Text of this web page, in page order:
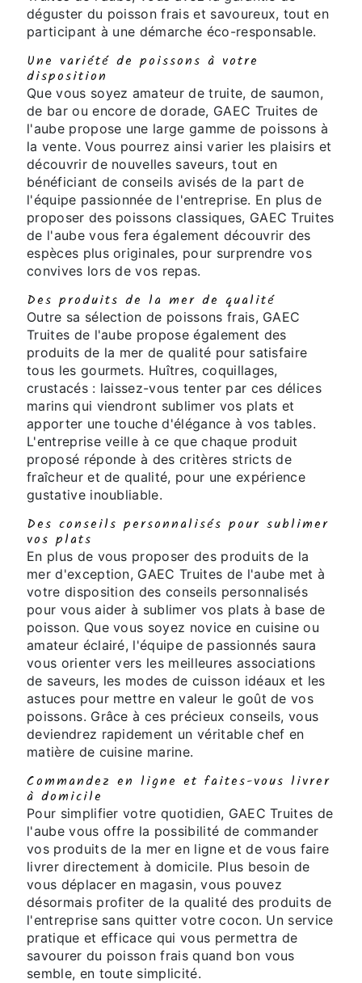
déguster du poisson frais et savoureux, tout en
participant à une démarche éco-responsable.
Une variété de poissons à votre
disposition
Que vous soyez amateur de truite, de saumon,
de bar ou encore de dorade, GAEC Truites de
l'aube propose une large gamme de poissons à
la vente. Vous pourrez ainsi varier les plaisirs et
découvrir de nouvelles saveurs, tout en
bénéficiant de conseils avisés de la part de
l'équipe passionnée de l'entreprise. En plus de
proposer des poissons classiques, GAEC Truites
de l'aube vous fera également découvrir des
espèces plus originales, pour surprendre vos
convives lors de vos repas.
Des produits de la mer de qualité
Outre sa sélection de poissons frais, GAEC
Truites de l'aube propose également des
produits de la mer de qualité pour satisfaire
tous les gourmets. Huîtres, coquillages,
crustacés : laissez-vous tenter par ces délices
marins qui viendront sublimer vos plats et
apporter une touche d'élégance à vos tables.
L'entreprise veille à ce que chaque produit
proposé réponde à des critères stricts de
fraîcheur et de qualité, pour une expérience
gustative inoubliable.
Des conseils personnalisés pour sublimer
vos plats
En plus de vous proposer des produits de la
mer d'exception, GAEC Truites de l'aube met à
votre disposition des conseils personnalisés
pour vous aider à sublimer vos plats à base de
poisson. Que vous soyez novice en cuisine ou
amateur éclairé, l'équipe de passionnés saura
vous orienter vers les meilleures associations
de saveurs, les modes de cuisson idéaux et les
astuces pour mettre en valeur le goût de vos
poissons. Grâce à ces précieux conseils, vous
deviendrez rapidement un véritable chef en
matière de cuisine marine.
Commandez en ligne et faites-vous livrer
à domicile
Pour simplifier votre quotidien, GAEC Truites de
l'aube vous offre la possibilité de commander
vos produits de la mer en ligne et de vous faire
livrer directement à domicile. Plus besoin de
vous déplacer en magasin, vous pouvez
désormais profiter de la qualité des produits de
l'entreprise sans quitter votre cocon. Un service
pratique et efficace qui vous permettra de
savourer du poisson frais quand bon vous
semble, en toute simplicité.